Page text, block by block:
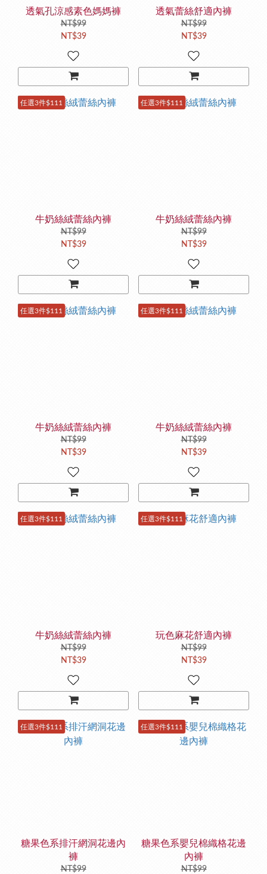
透氣孔涼感素色媽媽褲
NT$99
NT$39
透氣蕾絲舒適內褲
NT$99
NT$39
任選3件$111
牛奶絲絨蕾絲內褲
NT$99
NT$39
任選3件$111
牛奶絲絨蕾絲內褲
NT$99
NT$39
任選3件$111
牛奶絲絨蕾絲內褲
NT$99
NT$39
任選3件$111
牛奶絲絨蕾絲內褲
NT$99
NT$39
任選3件$111
牛奶絲絨蕾絲內褲
NT$99
NT$39
任選3件$111
玩色麻花舒適內褲
NT$99
NT$39
任選3件$111
糖果色系排汗網洞花邊內
褲
NT$99
任選3件$111
糖果色系嬰兒棉織格花邊
內褲
NT$99